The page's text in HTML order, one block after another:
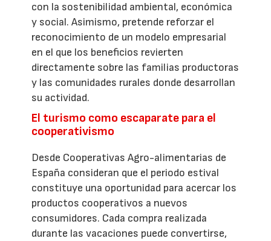
con la sostenibilidad ambiental, económica
y social. Asimismo, pretende reforzar el
reconocimiento de un modelo empresarial
en el que los beneficios revierten
directamente sobre las familias productoras
y las comunidades rurales donde desarrollan
su actividad.
El turismo como escaparate para el
cooperativismo
Desde Cooperativas Agro-alimentarias de
España consideran que el periodo estival
constituye una oportunidad para acercar los
productos cooperativos a nuevos
consumidores. Cada compra realizada
durante las vacaciones puede convertirse,